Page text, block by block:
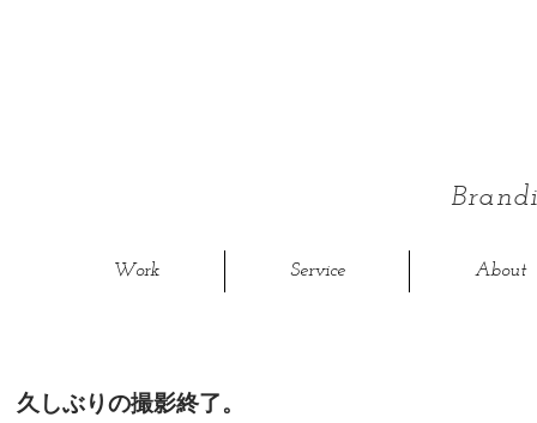
Work Service About
久しぶりの撮影終了。